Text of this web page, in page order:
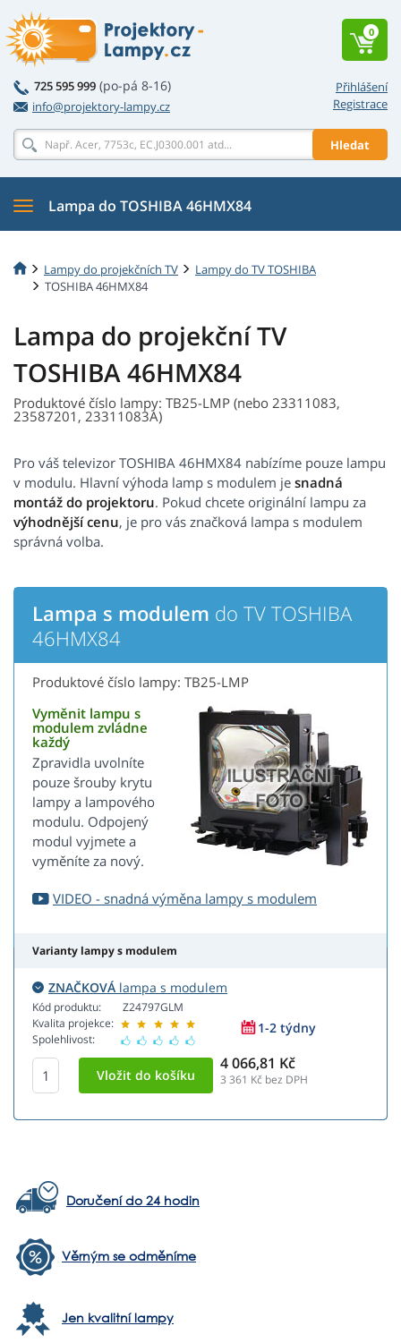
Přihlášení
Registrace
725 595 999 (po-pá 8-16)
info@projektory-lampy.cz
Hledat
0
Lampa do TOSHIBA 46HMX84
Lampy do projekčních TV
Lampy do TV TOSHIBA
TOSHIBA 46HMX84
Lampa do projekční TV
TOSHIBA 46HMX84
Produktové číslo lampy: TB25-LMP (nebo 23311083,
23587201, 23311083A)
Pro váš televizor TOSHIBA 46HMX84 nabízíme pouze lampu
v modulu. Hlavní výhoda lamp s modulem je snadná
montáž do projektoru. Pokud chcete originální lampu za
výhodnější cenu, je pro vás značková lampa s modulem
správná volba.
Lampa s modulem do TV TOSHIBA
46HMX84
Produktové číslo lampy: TB25-LMP
Vyměnit lampu s
modulem zvládne
každý
Zpravidla uvolníte
pouze šrouby krytu
lampy a lampového
modulu. Odpojený
modul vyjmete a
vyměníte za nový.
VIDEO - snadná výměna lampy s modulem
Varianty lampy s modulem
ZNAČKOVÁ lampa s modulem
Kód produktu:
Kvalita projekce:
Spolehlivost:
Z24797GLM
1-2 týdny
4 066,81 Kč
3 361 Kč bez DPH
Doručení do 24 hodin
Věrným se odměníme
Jen kvalitní lampy